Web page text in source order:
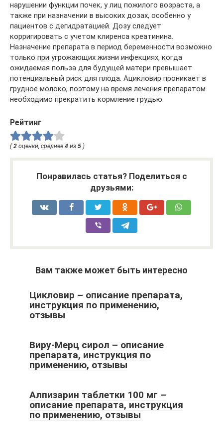
нарушении функции почек, у лиц пожилого возраста, а
также при назначении в высоких дозах, особенно у
пациентов с дегидратацией. Дозу следует
корригировать с учетом клиренса креатинина.
Назначение препарата в период беременности возможно
только при угрожающих жизни инфекциях, когда
ожидаемая польза для будущей матери превышает
потенциальный риск для плода. Ацикловир проникает в
грудное молоко, поэтому на время лечения препаратом
необходимо прекратить кормление грудью.
Рейтинг
( 2 оценки, среднее 4 из 5 )
Понравилась статья? Поделиться с
друзьями:
Вам также может быть интересно
Цикловир – описание препарата,
инструкция по применению,
отзывы
Виру-Мерц сирол – описание
препарата, инструкция по
применению, отзывы
Алпизарин таблетки 100 мг –
описание препарата, инструкция
по применению, отзывы